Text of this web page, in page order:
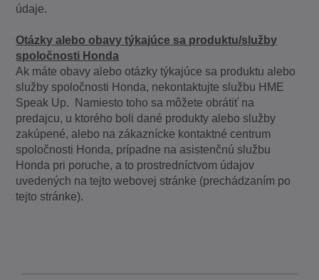
údaje.
Otázky alebo obavy týkajúce sa produktu/služby
spoločnosti Honda
Ak máte obavy alebo otázky týkajúce sa produktu alebo
služby spoločnosti Honda, nekontaktujte službu HME
Speak Up. Namiesto toho sa môžete obrátiť na
predajcu, u ktorého boli dané produkty alebo služby
zakúpené, alebo na zákaznícke kontaktné centrum
spoločnosti Honda, prípadne na asistenčnú službu
Honda pri poruche, a to prostredníctvom údajov
uvedených na tejto webovej stránke (prechádzaním po
tejto stránke).